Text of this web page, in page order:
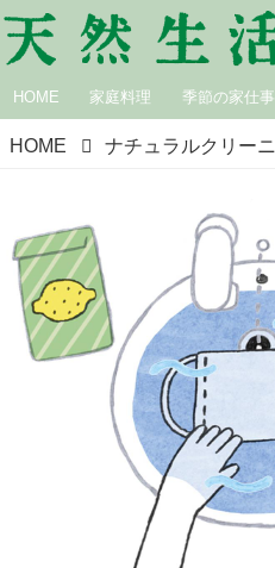
HOME 家庭料理 季節の家仕事
HOME